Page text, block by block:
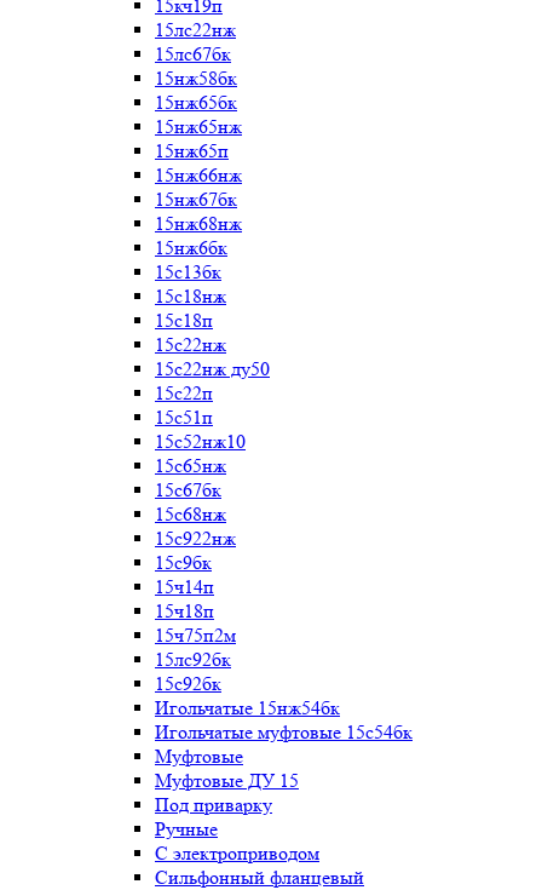
15кч19п
15лс22нж
15лс67бк
15нж58бк
15нж65бк
15нж65нж
15нж65п
15нж66нж
15нж67бк
15нж68нж
15нж6бк
15с13бк
15с18нж
15с18п
15с22нж
15с22нж ду50
15с22п
15с51п
15с52нж10
15с65нж
15с67бк
15с68нж
15с922нж
15с9бк
15ч14п
15ч18п
15ч75п2м
15лс92бк
15с92бк
Игольчатые 15нж54бк
Игольчатые муфтовые 15с54бк
Муфтовые
Муфтовые ДУ 15
Под приварку
Ручные
С электроприводом
Сильфонный фланцевый